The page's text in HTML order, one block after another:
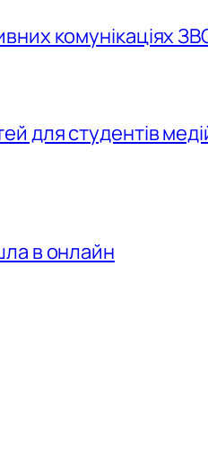
комунікаціях
для студентів
в онлайн